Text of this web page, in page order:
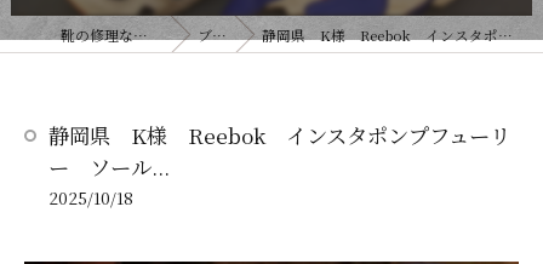
靴の修理ならいずみ靴店 ブログ 静岡県 K様 Reebok インスタポンプフューリー ソール...
静岡県 K様 Reebok インスタポンプフューリ
ー ソール...
2025/10/18